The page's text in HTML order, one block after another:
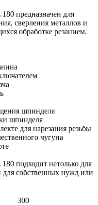
предназначен для
сверления металлов и
обработке резанием.
шпинделя
шпинделя
для нарезания резьбы
чугуна
подходит нетолько для
собственных нужд или
300